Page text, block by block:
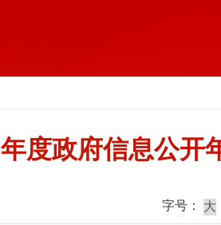
度政府信息公开
字号：